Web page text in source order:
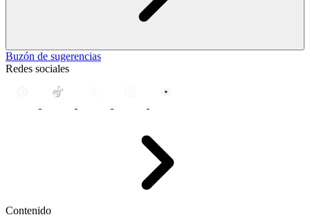
Buzón de sugerencias
Redes sociales
Contenido